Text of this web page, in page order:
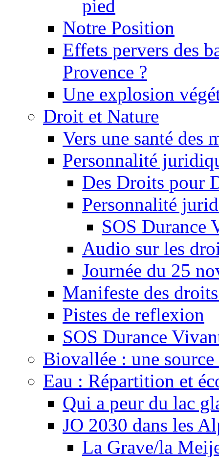
pied
Notre Position
Effets pervers des
Provence ?
Une explosion
Droit et Nature
Vers une santé des
Personnalité
Des Droits pour
Personnalité
SOS Durance
Audio sur les
Journée du 25
Manifeste des
Pistes de reflexion
SOS Durance
Biovallée : une
Eau : Répartition et
Qui a peur du lac
JO 2030 dans les
La Grave/la